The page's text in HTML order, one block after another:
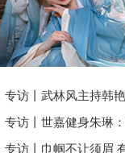
专访丨武林风主持韩
专访丨世嘉健身朱琳
专访丨巾帼不让须眉